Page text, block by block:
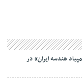
هندسه ایران» در